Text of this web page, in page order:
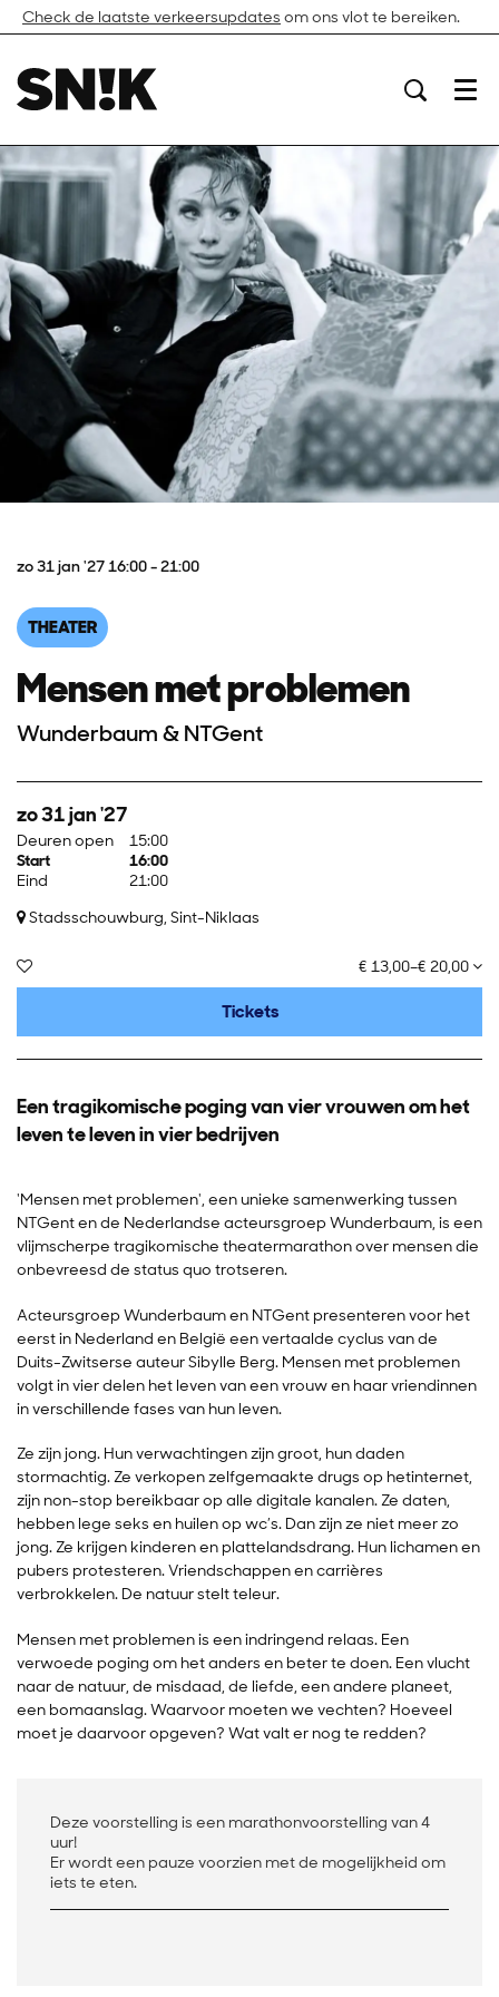
Check de laatste verkeersupdates om ons vlot te bereiken.
Menu
THEATER
Mensen met problemen
Wunderbaum & NTGent
zo 31 jan '2716:00 - 21:00
zo 31 jan '27
Deuren open
15:00
Start
16:00
Eind
21:00
Stadsschouwburg, Sint-Niklaas
€ 13,00–€ 20,00
Tickets
Een tragikomische poging van vier vrouwen om het
leven te leven in vier bedrijven
'Mensen met problemen', een unieke samenwerking tussen
NTGent en de Nederlandse acteursgroep Wunderbaum, is een
vlijmscherpe tragikomische theatermarathon over mensen die
onbevreesd de status quo trotseren.
Acteursgroep Wunderbaum en NTGent presenteren voor het
eerst in Nederland en België een vertaalde cyclus van de
Duits-Zwitserse auteur Sibylle Berg. Mensen met problemen
volgt in vier delen het leven van een vrouw en haar vriendinnen
in verschillende fases van hun leven.
Ze zijn jong. Hun verwachtingen zijn groot, hun daden
stormachtig. Ze verkopen zelfgemaakte drugs op hetinternet,
zijn non-stop bereikbaar op alle digitale kanalen. Ze daten,
hebben lege seks en huilen op wc’s. Dan zijn ze niet meer zo
jong. Ze krijgen kinderen en plattelandsdrang. Hun lichamen en
pubers protesteren. Vriendschappen en carrières
verbrokkelen. De natuur stelt teleur.
Mensen met problemen is een indringend relaas. Een
verwoede poging om het anders en beter te doen. Een vlucht
naar de natuur, de misdaad, de liefde, een andere planeet,
een bomaanslag. Waarvoor moeten we vechten? Hoeveel
moet je daarvoor opgeven? Wat valt er nog te redden?
Deze voorstelling is een marathonvoorstelling van 4
uur!
Er wordt een pauze voorzien met de mogelijkheid om
iets te eten.